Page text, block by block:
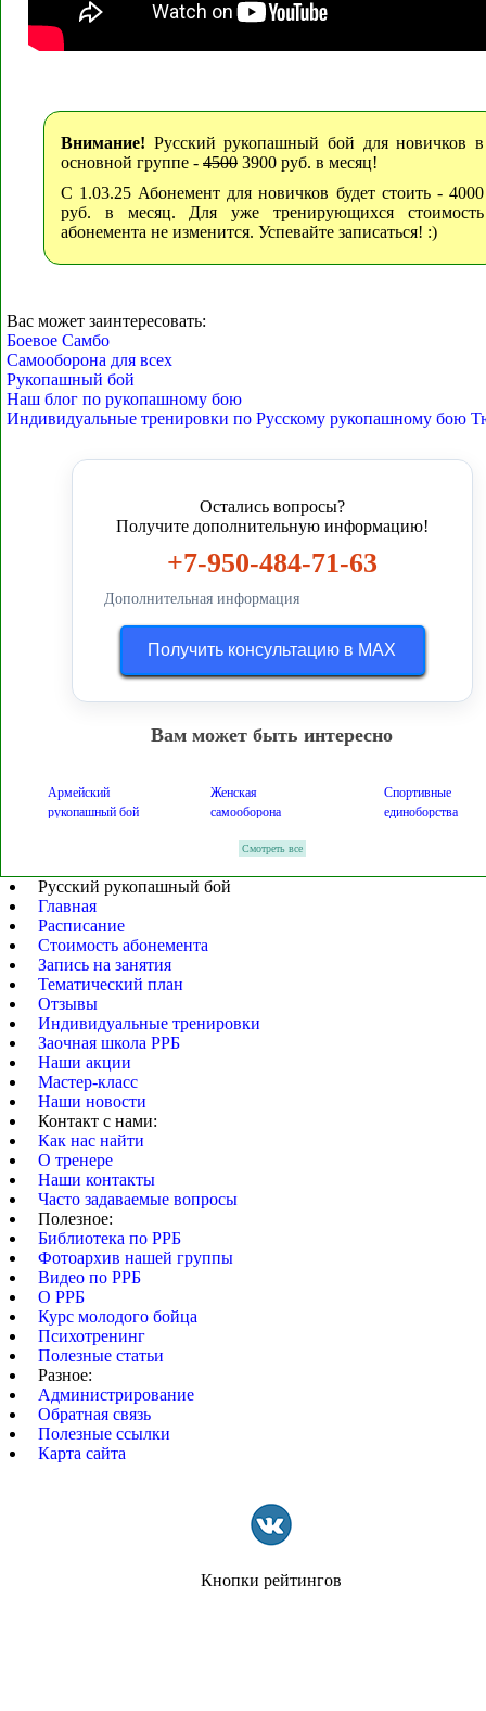
Внимание! Русский рукопашный бой для новичков в
основной группе - 4500 3900 руб. в месяц!
С 1.03.25 Абонемент для новичков будет стоить - 4000
руб. в месяц. Для уже тренирующихся стоимость
абонемента не изменится. Успевайте записаться! :)
Вас может заинтересовать:
Боевое Самбо
Самооборона для всех
Рукопашный бой
Наш блог по рукопашному бою
Индивидуальные тренировки по Русскому рукопашному бою
Остались вопросы?
Получите дополнительную информацию!
+7-950-484-71-63
Дополнительная информация
Получить консультацию в MAX
Вам может быть интересно
Армейский
рукопашный бой
Женская
самооборона
Спортивные
единоборства
Ножевой бой
Приемы
самозащиты
Клубы
самообороны
Боевые искусства
Профессиональные
Полноконтактные
схватки
боевой бросок
удары и броски ррб
кикбоксинг
тренировочные
схватки
Смотреть все
Русский рукопашный бой
Главная
Расписание
Стоимость абонемента
Запись на занятия
Тематический план
Отзывы
Индивидуальные тренировки
Заочная школа РРБ
Наши акции
Мастер-класс
Наши новости
Контакт с нами:
Как нас найти
О тренере
Наши контакты
Часто задаваемые вопросы
Полезное:
Библиотека по РРБ
Фотоархив нашей группы
Видео по РРБ
О РРБ
Курс молодого бойца
Психотренинг
Полезные статьи
Разное:
Администрирование
Обратная связь
Полезные ссылки
Карта сайта
Кнопки рейтингов